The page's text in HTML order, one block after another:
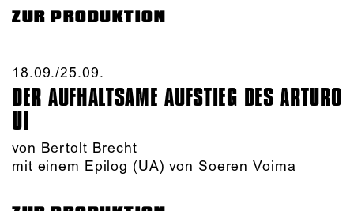
ZUR PRODUKTION
18.09./​25.09.​
DER AUFHALTSAME AUFSTIEG DES ARTURO
UI
von Bertolt Brecht
mit einem Epilog (UA) von Soeren Voima